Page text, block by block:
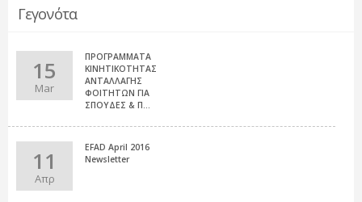
Γεγονότα
15
Mar
ΠΡΟΓΡΑΜΜΑΤΑ
ΚΙΝΗΤΙΚΟΤΗΤΑΣ
ΑΝΤΑΛΛΑΓΗΣ
ΦΟΙΤΗΤΩΝ ΓΙΑ
ΣΠΟΥΔΕΣ & Π...
11
Απρ
EFAD April 2016
Newsletter